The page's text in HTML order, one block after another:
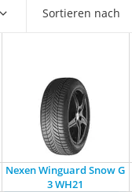
Sortieren nach
Nexen Winguard Snow G
3 WH21